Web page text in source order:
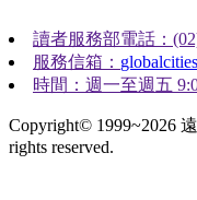
讀者服務部電話：
服務信箱：
時間：週一至週五
Copyright© 1999~2026
rights reserved.